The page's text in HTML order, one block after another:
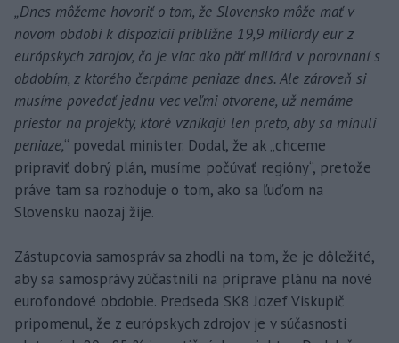
„Dnes môžeme hovoriť o tom, že Slovensko môže mať v
novom období k dispozícii približne 19,9 miliardy eur z
európskych zdrojov, čo je viac ako päť miliárd v porovnaní s
obdobím, z ktorého čerpáme peniaze dnes. Ale zároveň si
musíme povedať jednu vec veľmi otvorene, už nemáme
priestor na projekty, ktoré vznikajú len preto, aby sa minuli
peniaze,“ povedal minister. Dodal, že ak „chceme
pripraviť dobrý plán, musíme počúvať regióny“, pretože
práve tam sa rozhoduje o tom, ako sa ľuďom na
Slovensku naozaj žije.
Zástupcovia samospráv sa zhodli na tom, že je dôležité,
aby sa samosprávy zúčastnili na príprave plánu na nové
eurofondové obdobie. Predseda SK8 Jozef Viskupič
pripomenul, že z európskych zdrojov je v súčasnosti